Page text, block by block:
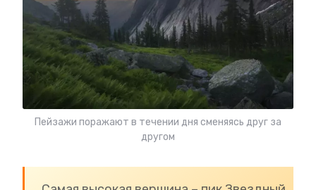
Пейзажи поражают в течении дня сменяясь друг за
другом